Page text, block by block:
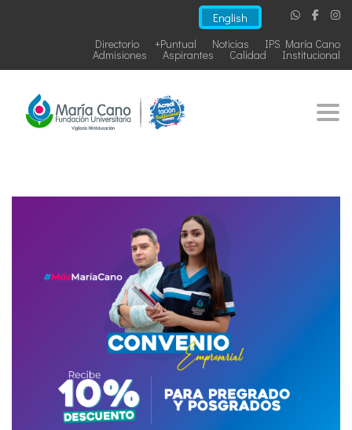
English
IPS María Cano
Noticias
+Puntual
Directorio
Institucional
Calidad
Aspirantes
Admisiones